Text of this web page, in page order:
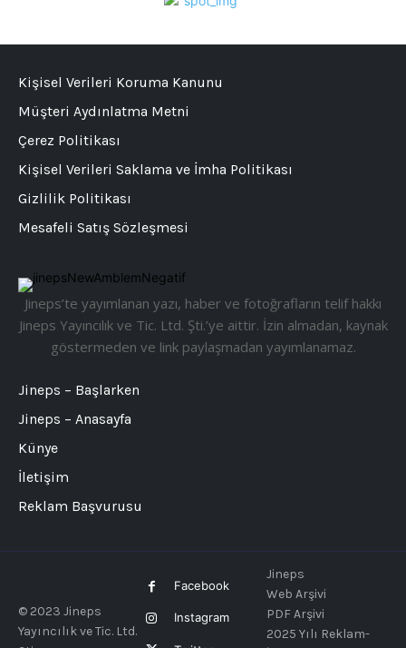
Jineps’te yayımlanan yazı, haber ve fotoğrafların telif hakkı
Jineps Yayıncılık ve Tic. Ltd. Şti.’ye aittir. İzin almadan, kaynak
göstermeden ve link paylaşmadan yayımlanamaz.
Jineps – Başlarken
Jineps – Anasayfa
Künye
İletişim
Reklam Başvurusu
Kişisel Verileri Koruma Kanunu
Müşteri Aydınlatma Metni
Çerez Politikası
Kişisel Verileri Saklama ve İmha Politikası
Gizlilik Politikası
Mesafeli Satış Sözleşmesi
© 2023 Jineps
Yayıncılık ve Tic. Ltd.
Facebook
Instagram
Jineps
Web Arşivi
PDF Arşivi
2025 Yılı Reklam-